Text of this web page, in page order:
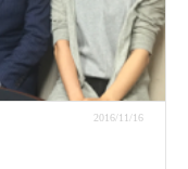
2016/11/16